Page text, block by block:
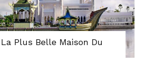
Plus Belle Maison Du